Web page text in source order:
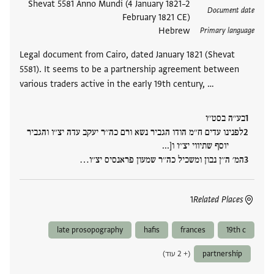
Document date
Shevat 5581 Anno Mundi (4 January 1821–2
February 1821 CE)
Primary language
Hebrew
Legal document from Cairo, dated January 1821 (Shevat
5581). It seems to be a partnership agreement between
various traders active in the early 19th century, …
בע׳׳ה בסט׳׳ו
לפנינו עדים ח׳׳מ הודו הגביר נשא ורם כה׳׳ר יעקב עדה יצ׳׳ו והגביר
יוסף שתיווי יצ׳׳ו ו[...
המ׳ ה׳׳ן נבון ומשכיל כה׳׳ר שמעון פראנסיס יצ׳׳ו‮…
Related Places
1
19th c
frances
hafis
late prosopography
partnership (+ 2 עוד)